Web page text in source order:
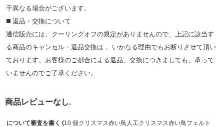
⼲異なる場合がございます。
◼️ 返品・交換について
通信販売には、クーリングオフの規定がありませんので、上記に該当す
る商品のキャンセル・返品交換は， いかなる理由でもお断りさせて頂い
ております。お客様のご都合による返品、交換につきましても、承って
いませんのでご了承ください。
商品レビューなし.
について審査を書く (10 個クリスマス赤い鳥人工クリスマス赤い鳥フェルト